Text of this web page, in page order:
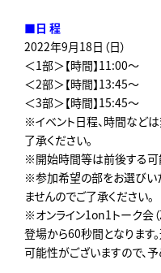
■日 程
2022年9月18日（日）
＜1部＞【時間】11:00～
＜2部＞【時間】13:45～
＜3部＞【時間】15:45～
※イベント日程、時間など
了承ください。
※開始時間等は前後する可
※参加希望の部をお選びい
ませんのでご了承ください。
※オンライン1on1トーク会
登場から60秒間となります
可能性がございますので、予